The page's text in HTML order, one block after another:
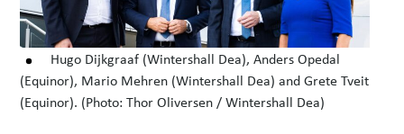
t
s
i
n
Hugo Dijkgraaf (Wintershall Dea), Anders Opedal
(Equinor), Mario Mehren (Wintershall Dea) and Grete Tveit
(Equinor). (Photo: Thor Oliversen / Wintershall Dea)